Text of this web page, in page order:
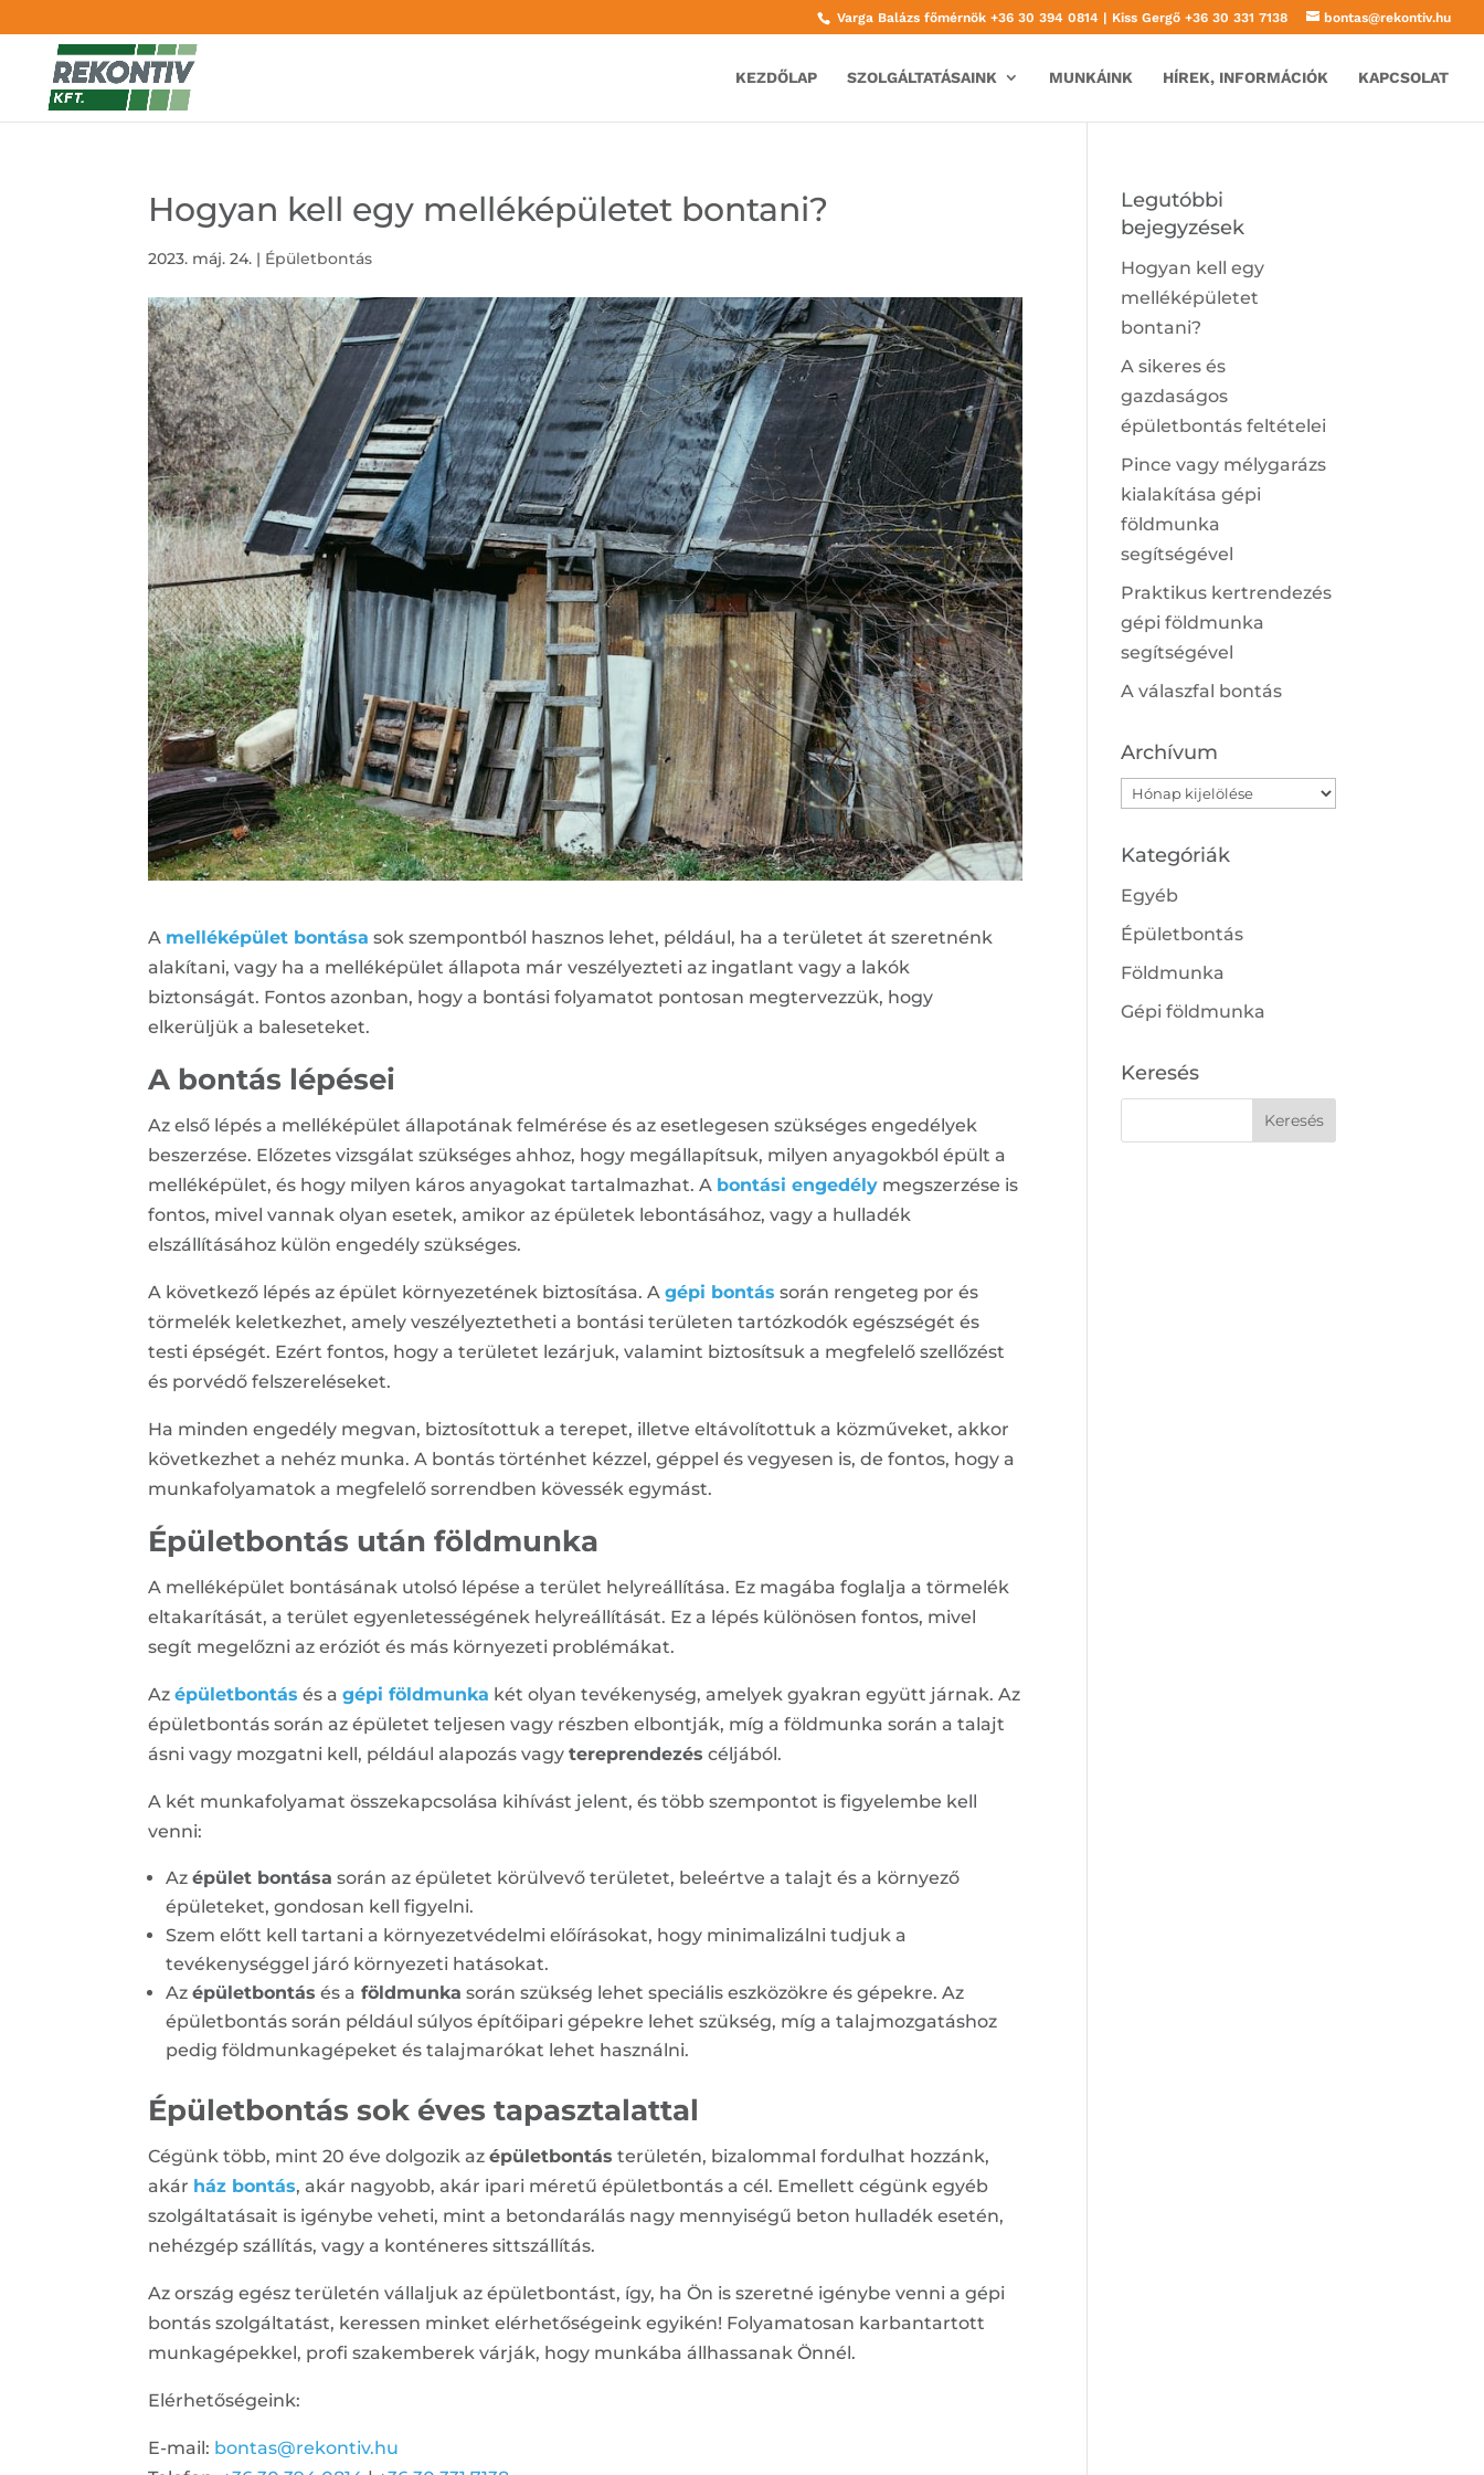
Varga Balázs főmérnök +36 30 394 0814 | Kiss Gergő +36 30 331 7138 bontas@rekontiv.hu
KEZDŐLAP SZOLGÁLTATÁSAINK MUNKÁINK HÍREK, INFORMÁCIÓK KAPCSOLAT
Hogyan kell egy melléképületet bontani?
2023. máj. 24. | Épületbontás
A melléképület bontása sok szempontból hasznos lehet, például, ha a területet át szeretnénk
alakítani, vagy ha a melléképület állapota már veszélyezteti az ingatlant vagy a lakók
biztonságát. Fontos azonban, hogy a bontási folyamatot pontosan megtervezzük, hogy
elkerüljük a baleseteket.
A bontás lépései
Az első lépés a melléképület állapotának felmérése és az esetlegesen szükséges engedélyek
beszerzése. Előzetes vizsgálat szükséges ahhoz, hogy megállapítsuk, milyen anyagokból épült a
melléképület, és hogy milyen káros anyagokat tartalmazhat. A bontási engedély megszerzése is
fontos, mivel vannak olyan esetek, amikor az épületek lebontásához, vagy a hulladék
elszállításához külön engedély szükséges.
A következő lépés az épület környezetének biztosítása. Agépi bontás során rengeteg por és
törmelék keletkezhet, amely veszélyeztetheti a bontási területen tartózkodók egészségét és
testi épségét. Ezért fontos, hogy a területet lezárjuk, valamint biztosítsuk a megfelelő szellőzést
és porvédő felszereléseket.
Ha minden engedély megvan, biztosítottuk a terepet, illetve eltávolítottuk a közműveket, akkor
következhet a nehéz munka. A bontás történhet kézzel, géppel és vegyesen is, de fontos, hogy a
munkafolyamatok a megfelelő sorrendben kövessék egymást.
Épületbontás után földmunka
A melléképület bontásának utolsó lépése a terület helyreállítása. Ez magába foglalja a törmelék
eltakarítását, a terület egyenletességének helyreállítását. Ez a lépés különösen fontos, mivel
segít megelőzni az eróziót és más környezeti problémákat.
Azépületbontás és agépi földmunka két olyan tevékenység, amelyek gyakran együtt járnak. Az
épületbontás során az épületet teljesen vagy részben elbontják, míg a földmunka során a talajt
ásni vagy mozgatni kell, például alapozás vagytereprendezés céljából.
A két munkafolyamat összekapcsolása kihívást jelent, és több szempontot is figyelembe kell
venni:
Azépület bontása során az épületet körülvevő területet, beleértve a talajt és a környező
épületeket, gondosan kell figyelni.
Szem előtt kell tartani a környezetvédelmi előírásokat, hogy minimalizálni tudjuk a
tevékenységgel járó környezeti hatásokat.
Azépületbontás és a földmunka során szükség lehet speciális eszközökre és gépekre. Az
épületbontás során például súlyos építőipari gépekre lehet szükség, míg a talajmozgatáshoz
pedig földmunkagépeket és talajmarókat lehet használni.
Épületbontás sok éves tapasztalattal
Cégünk több, mint 20 éve dolgozik azépületbontás területén, bizalommal fordulhat hozzánk,
akár ház bontás, akár nagyobb, akár ipari méretű épületbontás a cél. Emellett cégünk egyéb
szolgáltatásait is igénybe veheti, mint a betondarálás nagy mennyiségű beton hulladék esetén,
nehézgép szállítás, vagy a konténeres sittszállítás.
Az ország egész területén vállaljuk az épületbontást, így, ha Ön is szeretné igénybe venni a gépi
bontás szolgáltatást, keressen minket elérhetőségeink egyikén! Folyamatosan karbantartott
munkagépekkel, profi szakemberek várják, hogy munkába állhassanak Önnél.
Elérhetőségeink:
E-mail: bontas@rekontiv.hu
Legutóbbi
bejegyzések
Hogyan kell egy
melléképületet
bontani?
A sikeres és
gazdaságos
épületbontás feltételei
Pince vagy mélygarázs
kialakítása gépi
földmunka
segítségével
Praktikus kertrendezés
gépi földmunka
segítségével
A válaszfal bontás
Archívum
Archívum
Kategóriák
Egyéb
Épületbontás
Földmunka
Gépi földmunka
Keresés